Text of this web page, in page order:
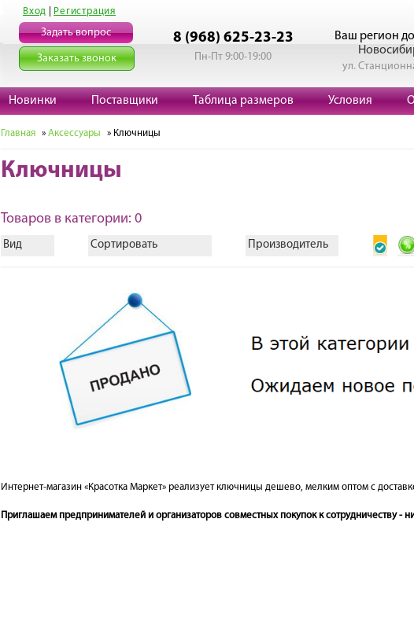
Вход Регистрация
Задать вопрос
Заказать звонок
8 (968) 625-23-23
Пн-Пт 9:00-19:00
Ваш регион
ул.
Новинки Поставщики Таблица размеров Условия
Главная » Аксессуары » Ключницы
Ключницы
Товаров в категории: 0
Вид Сортировать Производитель
Интернет-магазин «Красотка Маркет» реализует ключницы дешево, мелким оптом с
Приглашаем предпринимателей и организаторов совместных покупок к сотрудничеству -